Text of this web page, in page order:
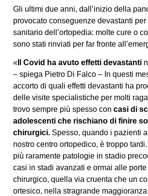
Gli ultimi due anni, dall’inizio della
provocato conseguenze devastanti per
sanitario dell’ortopedia: molte cure o
sono stati rinviati per far fronte
«Il Covid ha avuto effetti devastanti
– spiega Pietro Di Falco – In questi
accorto di quali effetti devastanti ha
delle visite specialistiche per molti
trovo sempre più spesso con casi di
adolescenti che rischiano di finire
chirurgici.Spesso, quando i pazienti
nostro centro ortopedico, è troppo
più raramente patologie in stadio
casi in stadi avanzati e ormai alle porte
chirurgico, quella via cruenta che un
ortesico, nella stragrande